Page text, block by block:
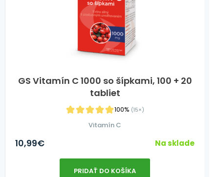
GS Vitamín C 1000 so šípkami, 100 + 20
tabliet
100% (15×)
Vitamín C
10,99€ Na sklade
PRIDAŤ DO KOŠÍKA